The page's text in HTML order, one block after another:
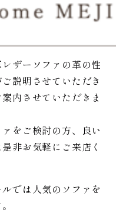
ザーソファの革の性
説明させていただき
内させていただきま
をご検討の方、良い
非お気軽にご来店く
では人気のソファを